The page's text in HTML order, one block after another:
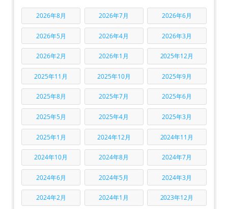
2026年8月 2026年7月 2026年6月
2026年5月 2026年4月 2026年3月
2026年2月 2026年1月 2025年12月
2025年11月 2025年10月 2025年9月
2025年8月 2025年7月 2025年6月
2025年5月 2025年4月 2025年3月
2025年1月 2024年12月 2024年11月
2024年10月 2024年8月 2024年7月
2024年6月 2024年5月 2024年3月
2024年2月 2024年1月 2023年12月